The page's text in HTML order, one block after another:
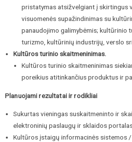
pristatymas atsižvelgiant į skirtingus
visuomenės supažindinimas su
panaudojimo galimybėmis; kultūrinio
turizmo, kultūrinių industrijų, verslo
Kultūros turinio skaitmeninimas.
Kultūros turinio skaitmeninimas
poreikius atitinkančius produktus ir
Planuojami rezultatai ir rodikliai
Sukurtas vieningas suskaitmeninto ir
elektroninių paslaugų ir sklaidos
Kultūros įstaigų informacinės sistemos